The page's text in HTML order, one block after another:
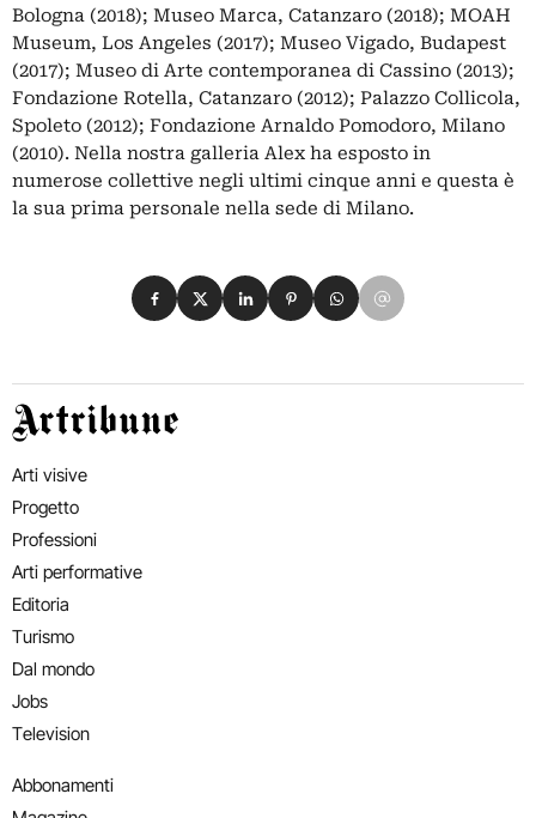
Bologna (2018); Museo Marca, Catanzaro (2018); MOAH
Museum, Los Angeles (2017); Museo Vigado, Budapest
(2017); Museo di Arte contemporanea di Cassino (2013);
Fondazione Rotella, Catanzaro (2012); Palazzo Collicola,
Spoleto (2012); Fondazione Arnaldo Pomodoro, Milano
(2010). Nella nostra galleria Alex ha esposto in
numerose collettive negli ultimi cinque anni e questa è
la sua prima personale nella sede di Milano.
Condividi su Facebook
Condividi su X
Condividi su LinkedIn
Condividi su Pinterest
Condividi su WhatsApp
Condividi su Email
Artribune
Arti visive
Progetto
Professioni
Arti performative
Editoria
Turismo
Dal mondo
Jobs
Television
Abbonamenti